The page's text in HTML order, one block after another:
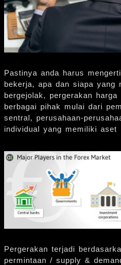
Pastinya anda harus
bekerja, apa dan siapa yang
bergejolak, pergerakan
berbagai pihak mulai dari
sentral, perusahaan-
individual yang memiliki aset
Pergerakan terjadi
permintaan / supply &